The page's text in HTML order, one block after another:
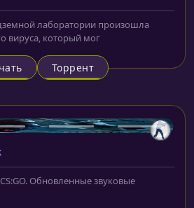
лаборатории произошла
вируса, который мог
Торрент
Обновленные звуковые